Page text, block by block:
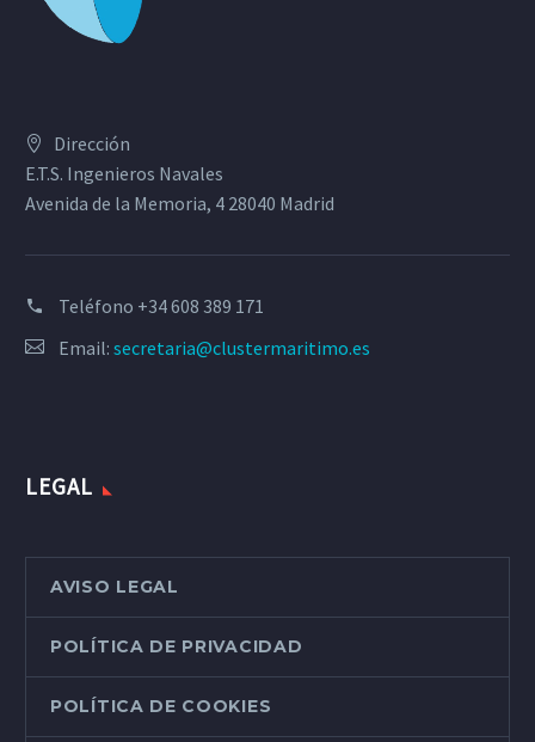
Dirección
E.T.S. Ingenieros Navales
Avenida de la Memoria, 4 28040 Madrid
Teléfono +34 608 389 171
Email: secretaria@clustermaritimo.es
LEGAL
AVISO LEGAL
POLÍTICA DE PRIVACIDAD
POLÍTICA DE COOKIES